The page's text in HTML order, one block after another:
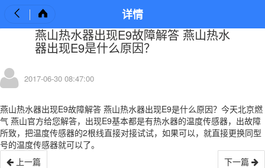
详情
燕山热水器出现E9故障解答 燕山热水
器出现E9是什么原因？
2017-06-30 08:47:00
燕山热水器出现E9故障解答 燕山热水器出现E9是什么原因？今天北京燃
气 燕山官方给您解答，出现E9基本都是有热水器的温度传感器，出故障
所致，把温度传感器的2根线直接对接试试，如果可以，就直接更换同型
号的温度传感器就可以了。
上一篇
下一篇